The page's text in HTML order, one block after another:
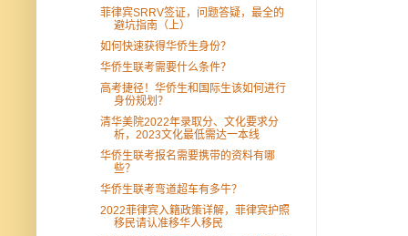
菲律宾SRRV签证，问题答疑，最全的
避坑指南（上）
如何快速获得华侨生身份？
华侨生联考需要什么条件？
高考捷径！华侨生和国际生该如何进行
身份规划？
清华美院2022年录取分、文化要求分
析，2023文化最低需达一本线
华侨生联考报名需要携带的资料有哪
些？
华侨生联考弯道超车有多牛？
2022菲律宾入籍政策详解，菲律宾护照
移民请认准移华人移民